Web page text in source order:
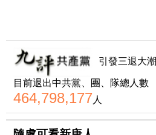
引發三退大潮
目前退出中共黨、團、隊總人數
464,798,177人